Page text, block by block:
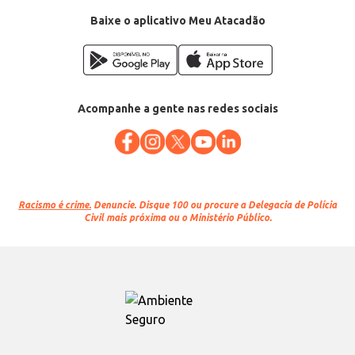
Baixe o aplicativo Meu Atacadão
Acompanhe a gente nas redes sociais
Racismo é crime. Denuncie. Disque 100 ou procure a Delegacia de Polícia
Civil mais próxima ou o Ministério Público.